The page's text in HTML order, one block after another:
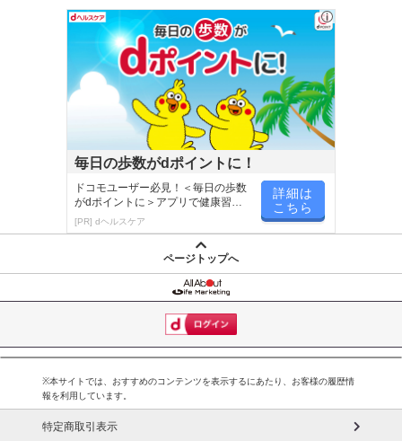
毎日の歩数がdポイントに！
ドコモユーザー必見！＜毎日の歩数
がdポイントに＞アプリで健康習慣
が楽しく続く
[PR] dヘルスケア
詳細は
こちら
ページトップへ
※本サイトでは、おすすめのコンテンツを表示するにあたり、お客様の履歴情
報を利用しています。
特定商取引表示